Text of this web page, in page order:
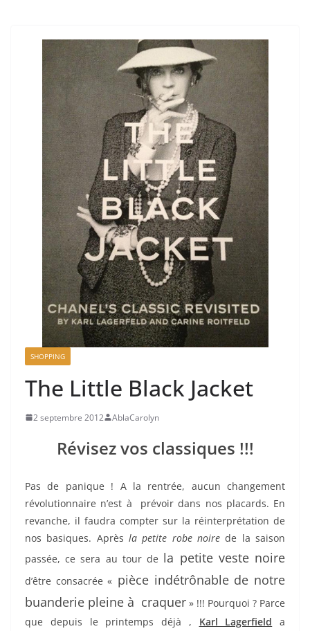
SHOPPING
The Little Black Jacket
2 septembre 2012 AblaCarolyn
Révisez vos classiques !!!
Pas de panique ! A la rentrée, aucun changement
révolutionnaire n’est à prévoir dans nos placards. En
revanche, il faudra compter sur la réinterprétation de
nos basiques. Après la petite robe noire de la saison
passée, ce sera au tour de la petite veste noire
d’être consacrée « pièce indétrônable de notre
buanderie pleine à craquer » !!! Pourquoi ? Parce
que depuis le printemps déjà , Karl Lagerfield a